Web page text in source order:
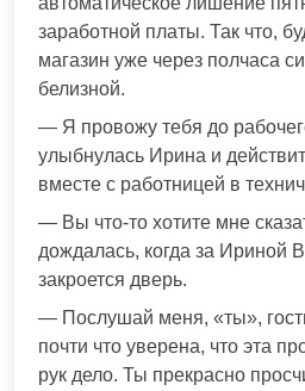
заработной платы. Так что,
магазин уже через полчаса
белизной.
— Я провожу тебя до
улыбнулась Ирина и
вместе с работницей в
— Вы что-то хотите мне
дождалась, когда за Ириной
закроется дверь.
— Послушай меня, «ты»,
почти что уверена, что эта
рук дело. Ты прекрасно